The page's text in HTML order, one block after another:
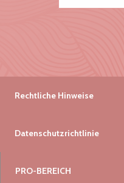
Rechtliche Hinweise
Datenschutzrichtlinie
PRO-BEREICH